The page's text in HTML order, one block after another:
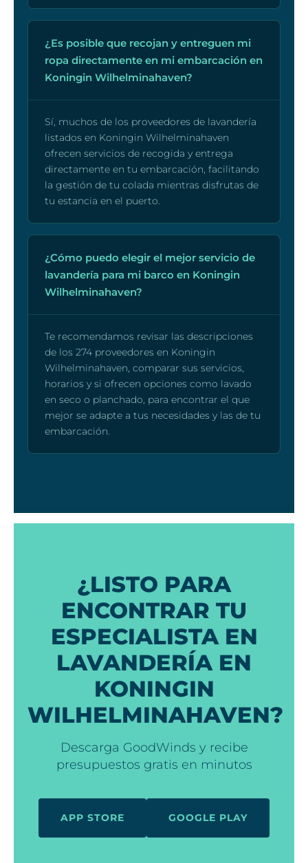
¿Es posible que recojan y entreguen mi
ropa directamente en mi embarcación en
Koningin Wilhelminahaven?
Sí, muchos de los proveedores de lavandería
listados en Koningin Wilhelminahaven
ofrecen servicios de recogida y entrega
directamente en tu embarcación, facilitando
la gestión de tu colada mientras disfrutas de
tu estancia en el puerto.
¿Cómo puedo elegir el mejor servicio de
lavandería para mi barco en Koningin
Wilhelminahaven?
Te recomendamos revisar las descripciones
de los 274 proveedores en Koningin
Wilhelminahaven, comparar sus servicios,
horarios y si ofrecen opciones como lavado
en seco o planchado, para encontrar el que
mejor se adapte a tus necesidades y las de tu
embarcación.
¿LISTO PARA
ENCONTRAR TU
ESPECIALISTA EN
LAVANDERÍA EN
KONINGIN
WILHELMINAHAVEN?
Descarga GoodWinds y recibe
presupuestos gratis en minutos
APP STORE GOOGLE PLAY